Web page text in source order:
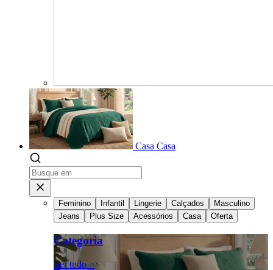
Casa Casa
Feminino Infantil Lingerie Calçados
Masculino
Jeans
Plus Size Acessórios Casa Oferta
Categoria
Ver tudo >